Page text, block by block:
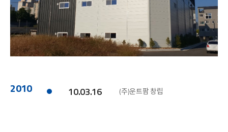
2010 10.03.16 (주)운트팜 창립